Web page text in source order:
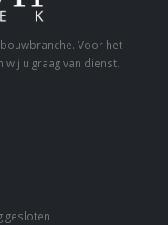
Voor het
wij u graag van dienst.
gesloten